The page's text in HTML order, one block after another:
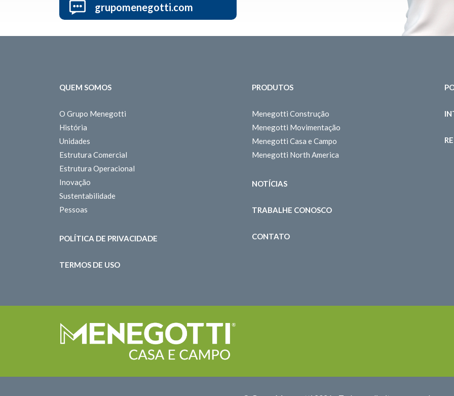
grupomenegotti.com
QUEM SOMOS
O Grupo Menegotti
História
Unidades
Estrutura Comercial
Estrutura Operacional
Inovação
Sustentabilidade
Pessoas
POLÍTICA DE PRIVACIDADE
TERMOS DE USO
PRODUTOS
Menegotti Construção
Menegotti Movimentação
Menegotti Casa e Campo
Menegotti North America
NOTÍCIAS
TRABALHE CONOSCO
CONTATO